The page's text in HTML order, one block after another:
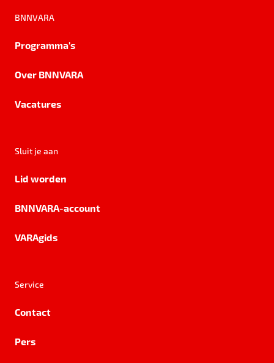
BNNVARA
Programma's
Over BNNVARA
Vacatures
Sluit je aan
Lid worden
BNNVARA-account
VARAgids
Service
Contact
Pers